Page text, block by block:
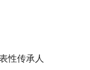
性传承人